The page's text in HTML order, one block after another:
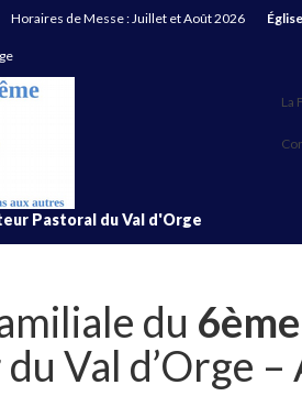
Horaires de Messe : Juillet et Août 2026
Pastoral du Val d'Orge
La
du
Val d’Orge